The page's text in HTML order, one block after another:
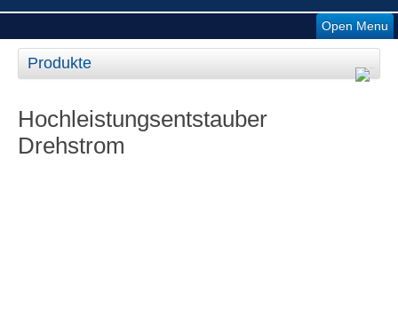
Open Menu
Produkte
Hochleistungsentstauber
Drehstrom